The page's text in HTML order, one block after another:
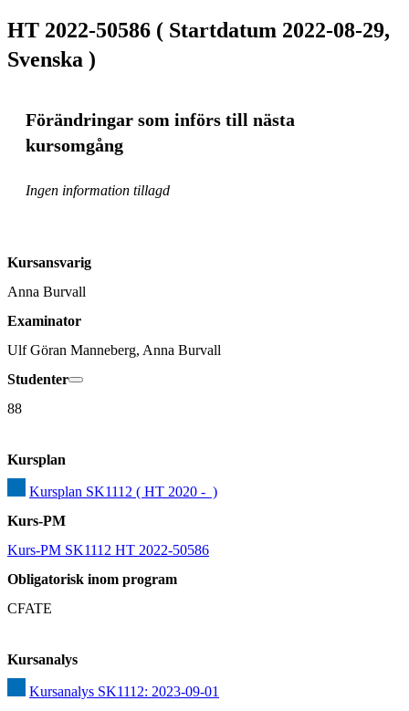
HT 2022-50586 ( Startdatum 2022-08-29,
Svenska )
Förändringar som införs till nästa
kursomgång
Ingen information tillagd
Kursansvarig
Anna Burvall
Examinator
Ulf Göran Manneberg, Anna Burvall
Studenter
88
Kursplan
Kursplan SK1112 ( HT 2020 -  )
Kurs-PM
Kurs-PM SK1112 HT 2022-50586
Obligatorisk inom program
CFATE
Kursanalys
Kursanalys SK1112: 2023-09-01